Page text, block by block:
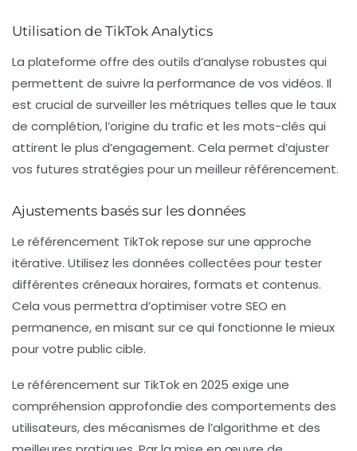
Utilisation de TikTok Analytics
La plateforme offre des outils d’analyse robustes qui
permettent de suivre la performance de vos vidéos. Il
est crucial de surveiller les métriques telles que le taux
de complétion, l’origine du trafic et les mots-clés qui
attirent le plus d’engagement. Cela permet d’ajuster
vos futures stratégies pour un meilleur référencement.
Ajustements basés sur les données
Le référencement TikTok repose sur une approche
itérative. Utilisez les données collectées pour tester
différentes créneaux horaires, formats et contenus.
Cela vous permettra d’optimiser votre SEO en
permanence, en misant sur ce qui fonctionne le mieux
pour votre public cible.
Le référencement sur TikTok en 2025 exige une
compréhension approfondie des comportements des
utilisateurs, des mécanismes de l’algorithme et des